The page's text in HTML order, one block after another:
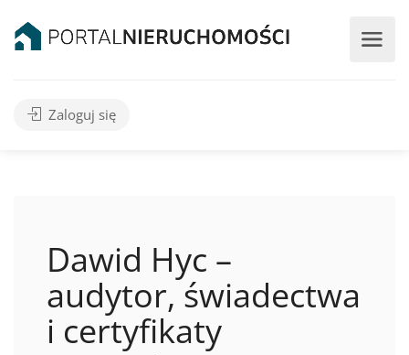
Zaloguj się
Dawid Hyc –
audytor, świadectwa
i certyfikaty